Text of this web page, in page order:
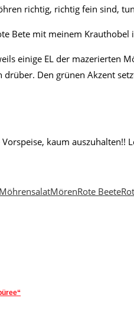
richtig, richtig fein sind,
Bete mit meinem
einige EL der mazerierten
Den grünen Akzent
kaum auszuhalten!!
MöhrensalatMörenRote Beete